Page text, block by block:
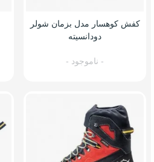
کفش کوهسار مدل بزمان شولر
دودانسیته
- ناموجود -